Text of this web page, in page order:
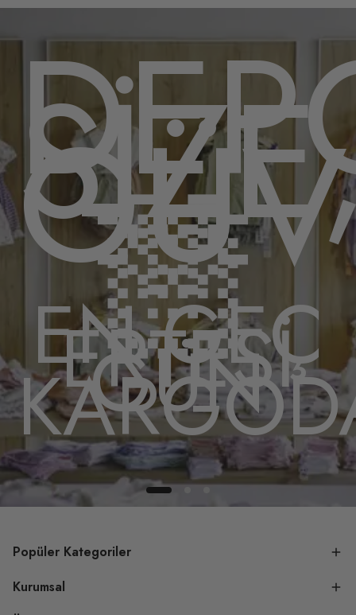
🫶
🏻
EN GEÇ
ERTESİ
GÜN
Popüler Kategoriler
Kurumsal